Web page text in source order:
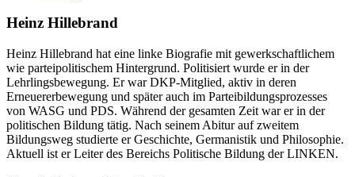
Heinz Hillebrand
Heinz Hillebrand hat eine linke Biografie mit gewerkschaftlichem
wie parteipolitischem Hintergrund. Politisiert wurde er in der
Lehrlingsbewegung. Er war DKP-Mitglied, aktiv in deren
Erneuererbewegung und später auch im Parteibildungsprozesses
von WASG und PDS. Während der gesamten Zeit war er in der
politischen Bildung tätig. Nach seinem Abitur auf zweitem
Bildungsweg studierte er Geschichte, Germanistik und Philosophie.
Aktuell ist er Leiter des Bereichs Politische Bildung der LINKEN.